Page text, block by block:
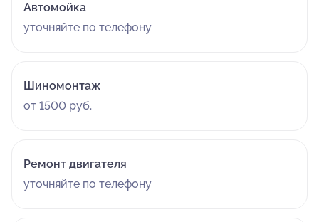
Автомойка
уточняйте по телефону
Шиномонтаж
от 1500 руб.
Ремонт двигателя
уточняйте по телефону